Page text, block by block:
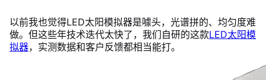
以前我也觉得LED太阳模拟器是噱头，光谱拼的、均匀度难
做。但这些年技术迭代太快了，我们自研的这款LED太阳模
拟器，实测数据和客户反馈都相当能打。